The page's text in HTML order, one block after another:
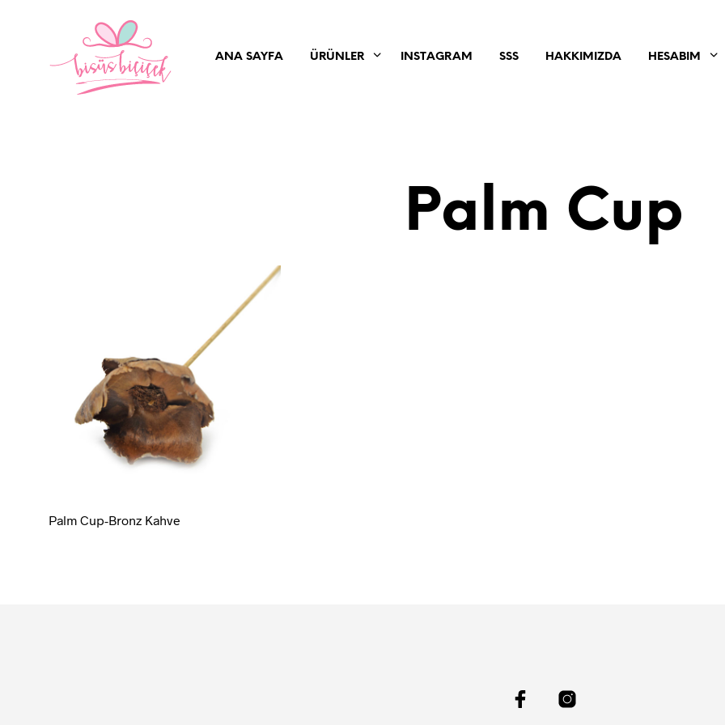
ANA SAYFA ÜRÜNLER INSTAGRAM SSS HAKKIMIZDA HESABIM
Palm Cup
Palm Cup-Bronz Kahve